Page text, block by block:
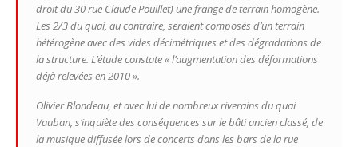
droit du 30 rue Claude Pouillet) une frange de terrain homogène.
Les 2/3 du quai, au contraire, seraient composés d’un terrain
hétérogène avec des vides décimétriques et des dégradations de
la structure. L’étude constate« l’augmentation des déformations
déjà relevées en 2010 ».
Olivier Blondeau, et avec lui de nombreux riverains du quai
Vauban, s’inquiète des conséquences sur le bâti ancien classé, de
la musique diffusée lors de concerts dans les bars de la rue